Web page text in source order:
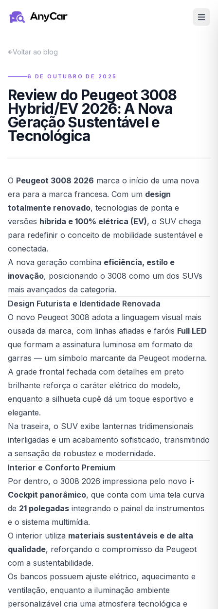
Voltar ao blog
6 DE OUTUBRO DE 2025
Review do Peugeot 3008
Hybrid/EV 2026: A Nova
Geração Sustentável e
Tecnológica
O Peugeot 3008 2026 marca o início de uma nova
era para a marca francesa. Com um design
totalmente renovado, tecnologias de ponta e
versões híbrida e 100% elétrica (EV), o SUV chega
para redefinir o conceito de mobilidade sustentável e
conectada.
A nova geração combina eficiência, estilo e
inovação, posicionando o 3008 como um dos SUVs
mais avançados da categoria.
Design Futurista e Identidade Renovada
O novo Peugeot 3008 adota a linguagem visual mais
ousada da marca, com linhas afiadas e faróis Full LED
que formam a assinatura luminosa em formato de
garras — um símbolo marcante da Peugeot moderna.
A grade frontal fechada com detalhes em preto
brilhante reforça o caráter elétrico do modelo,
enquanto a silhueta cupê dá um toque esportivo e
elegante.
Na traseira, o SUV exibe lanternas tridimensionais
interligadas e um acabamento sofisticado, transmitindo
a sensação de robustez e modernidade.
Interior e Conforto Premium
Por dentro, o 3008 2026 impressiona pelo novo i-
Cockpit panorâmico, que conta com uma tela curva
de 21 polegadas integrando o painel de instrumentos
e o sistema multimídia.
O interior utiliza materiais sustentáveis e de alta
qualidade, reforçando o compromisso da Peugeot
com a sustentabilidade.
Os bancos possuem ajuste elétrico, aquecimento e
ventilação, enquanto a iluminação ambiente
personalizável cria uma atmosfera tecnológica e